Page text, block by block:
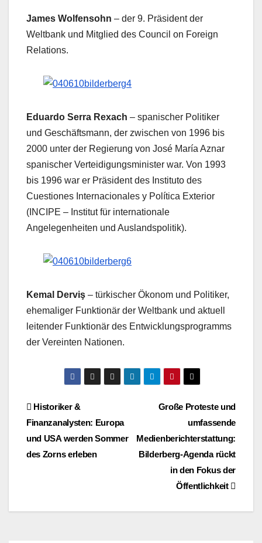
James Wolfensohn – der 9. Präsident der
Weltbank und Mitglied des Council on Foreign
Relations.
Eduardo Serra Rexach – spanischer Politiker
und Geschäftsmann, der zwischen von 1996 bis
2000 unter der Regierung von José María Aznar
spanischer Verteidigungsminister war. Von 1993
bis 1996 war er Präsident des Instituto des
Cuestiones Internacionales y Política Exterior
(INCIPE – Institut für internationale
Angelegenheiten und Auslandspolitik).
Kemal Derviş – türkischer Ökonom und Politiker,
ehemaliger Funktionär der Weltbank und aktuell
leitender Funktionär des Entwicklungsprogramms
der Vereinten Nationen.
BeitragsnavigationGroße Proteste und
umfassende
Medienberichterstattung:
Bilderberg-Agenda rückt
in den Fokus der
Öffentlichkeit
Historiker &
Finanzanalysten: Europa
und USA werden Sommer
des Zorns erleben